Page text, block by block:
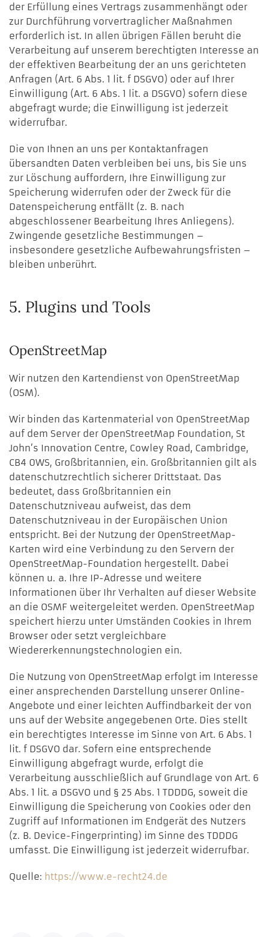
der Erfüllung eines Vertrags zusammenhängt oder
zur Durchführung vorvertraglicher Maßnahmen
erforderlich ist. In allen übrigen Fällen beruht die
Verarbeitung auf unserem berechtigten Interesse an
der effektiven Bearbeitung der an uns gerichteten
Anfragen (Art. 6 Abs. 1 lit. f DSGVO) oder auf Ihrer
Einwilligung (Art. 6 Abs. 1 lit. a DSGVO) sofern diese
abgefragt wurde; die Einwilligung ist jederzeit
widerrufbar.
Die von Ihnen an uns per Kontaktanfragen
übersandten Daten verbleiben bei uns, bis Sie uns
zur Löschung auffordern, Ihre Einwilligung zur
Speicherung widerrufen oder der Zweck für die
Datenspeicherung entfällt (z. B. nach
abgeschlossener Bearbeitung Ihres Anliegens).
Zwingende gesetzliche Bestimmungen –
insbesondere gesetzliche Aufbewahrungsfristen –
bleiben unberührt.
5. Plugins und Tools
OpenStreetMap
Wir nutzen den Kartendienst von OpenStreetMap
(OSM).
Wir binden das Kartenmaterial von OpenStreetMap
auf dem Server der OpenStreetMap Foundation, St
John’s Innovation Centre, Cowley Road, Cambridge,
CB4 0WS, Großbritannien, ein. Großbritannien gilt als
datenschutzrechtlich sicherer Drittstaat. Das
bedeutet, dass Großbritannien ein
Datenschutzniveau aufweist, das dem
Datenschutzniveau in der Europäischen Union
entspricht. Bei der Nutzung der OpenStreetMap-
Karten wird eine Verbindung zu den Servern der
OpenStreetMap-Foundation hergestellt. Dabei
können u. a. Ihre IP-Adresse und weitere
Informationen über Ihr Verhalten auf dieser Website
an die OSMF weitergeleitet werden. OpenStreetMap
speichert hierzu unter Umständen Cookies in Ihrem
Browser oder setzt vergleichbare
Wiedererkennungstechnologien ein.
Die Nutzung von OpenStreetMap erfolgt im Interesse
einer ansprechenden Darstellung unserer Online-
Angebote und einer leichten Auffindbarkeit der von
uns auf der Website angegebenen Orte. Dies stellt
ein berechtigtes Interesse im Sinne von Art. 6 Abs. 1
lit. f DSGVO dar. Sofern eine entsprechende
Einwilligung abgefragt wurde, erfolgt die
Verarbeitung ausschließlich auf Grundlage von Art. 6
Abs. 1 lit. a DSGVO und § 25 Abs. 1 TDDDG, soweit die
Einwilligung die Speicherung von Cookies oder den
Zugriff auf Informationen im Endgerät des Nutzers
(z. B. Device-Fingerprinting) im Sinne des TDDDG
umfasst. Die Einwilligung ist jederzeit widerrufbar.
Quelle: https://www.e-recht24.de